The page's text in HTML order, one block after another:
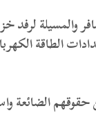
والمسيلة لرفد
الطاقة
الضائعة